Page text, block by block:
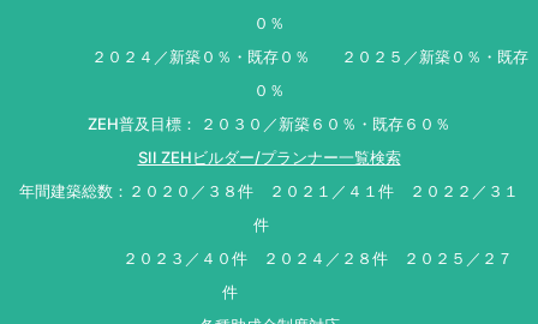
０％
２０２４／新築０％・既存０％ ２０２５／新築０％・既存
０％
ZEH普及目標： ２０３０／新築６０％・既存６０％
SII ZEHビルダー/プランナー一覧検索
年間建築総数：２０２０／３８件 ２０２１／４１件 ２０２２／３１
件
２０２３／４０件 ２０２４／２８件 ２０２５／２７
件